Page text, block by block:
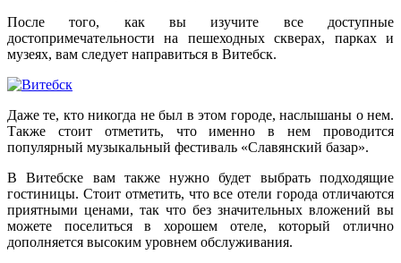
После того, как вы изучите все доступные
достопримечательности на пешеходных скверах, парках и
музеях, вам следует направиться в Витебск.
Даже те, кто никогда не был в этом городе, наслышаны о нем.
Также стоит отметить, что именно в нем проводится
популярный музыкальный фестиваль «Славянский базар».
В Витебске вам также нужно будет выбрать подходящие
гостиницы. Стоит отметить, что все отели города отличаются
приятными ценами, так что без значительных вложений вы
можете поселиться в хорошем отеле, который отлично
дополняется высоким уровнем обслуживания.